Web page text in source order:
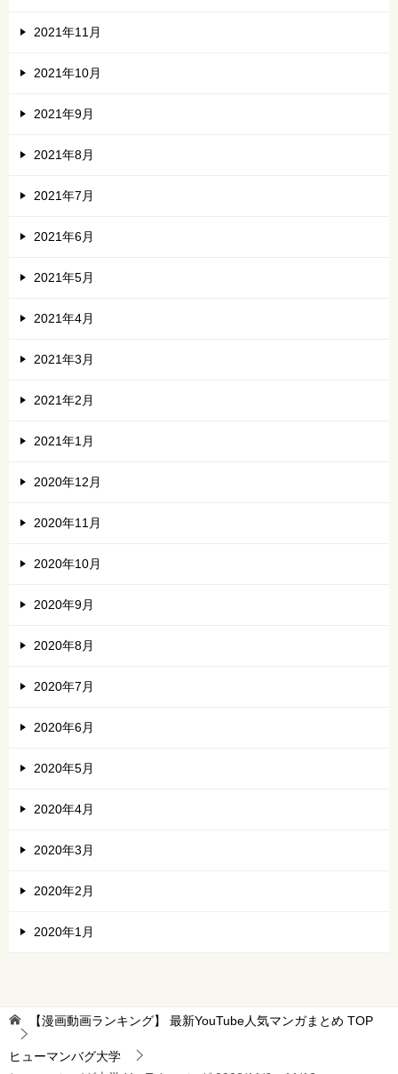
2021年11月
2021年10月
2021年9月
2021年8月
2021年7月
2021年6月
2021年5月
2021年4月
2021年3月
2021年2月
2021年1月
2020年12月
2020年11月
2020年10月
2020年9月
2020年8月
2020年7月
2020年6月
2020年5月
2020年4月
2020年3月
2020年2月
2020年1月
【漫画動画ランキング】 最新YouTube人気マンガまとめ TOP
ヒューマンバグ大学